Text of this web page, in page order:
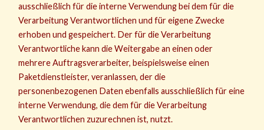
ausschließlich für die interne Verwendung bei dem für die
Verarbeitung Verantwortlichen und für eigene Zwecke
erhoben und gespeichert. Der für die Verarbeitung
Verantwortliche kann die Weitergabe an einen oder
mehrere Auftragsverarbeiter, beispielsweise einen
Paketdienstleister, veranlassen, der die
personenbezogenen Daten ebenfalls ausschließlich für eine
interne Verwendung, die dem für die Verarbeitung
Verantwortlichen zuzurechnen ist, nutzt.